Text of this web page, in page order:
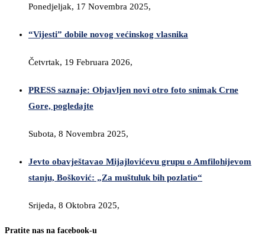
Ponedjeljak, 17 Novembra 2025,
“Vijesti” dobile novog većinskog vlasnika
Četvrtak, 19 Februara 2026,
PRESS saznaje: Objavljen novi otro foto snimak Crne
Gore, pogledajte
Subota, 8 Novembra 2025,
Jevto obavještavao Mijajlovićevu grupu o Amfilohijevom
stanju, Bošković: „Za muštuluk bih pozlatio“
Srijeda, 8 Oktobra 2025,
Pratite nas na facebook-u